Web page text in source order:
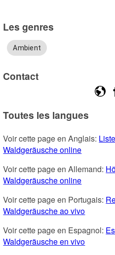
Les genres
Ambient
Contact
Toutes les langues
Voir cette page en Anglais:
Waldgeräusche online
Voir cette page en Allemand:
Waldgeräusche online
Voir cette page en Portugais:
Waldgeräusche ao vivo
Voir cette page en Espagnol:
Waldgeräusche en vivo